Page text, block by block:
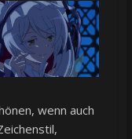
wenn auch